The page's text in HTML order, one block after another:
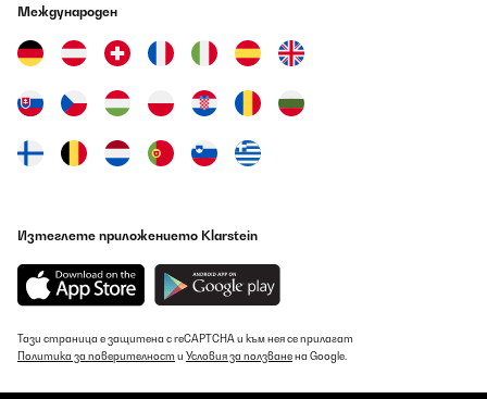
Международен
Изтеглете приложението Klarstein
Тази страница е защитена с reCAPTCHA и към нея се прилагат
Политика за поверителност и Условия за ползванена Google.